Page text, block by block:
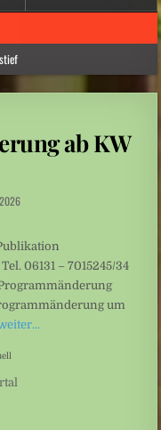
Notstand aus
– mehrere Verletzte
in Sicherheit gebracht
aus der Betreffzeile
ab KW
06131 – 7015245/34
um